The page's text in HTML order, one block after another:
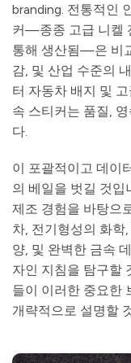
branding. 전통적인
커—종종 고급 니켈
통해 생산됨—은 비
감, 및 산업 수준의
터 자동차 배지 및
속 스티커는 품질,
다.
이 포괄적이고 데이
의 베일을 벗길 것입
제조 경험을 바탕으
차, 전기형성의 화
양, 및 완벽한 금속
자인 지침을 탐구할
들이 이러한 중요한
개략적으로 설명할